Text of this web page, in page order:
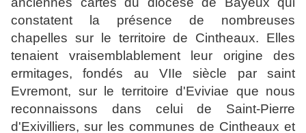
constatent la présence de nombreuses
chapelles sur le territoire de Cintheaux. Elles
tenaient vraisemblablement leur origine des
ermitages, fondés au VIIe siècle par saint
Evremont, sur le territoire d'Eviviae que nous
reconnaissons dans celui de Saint-Pierre
d'Exivilliers, sur les communes de Cintheaux et